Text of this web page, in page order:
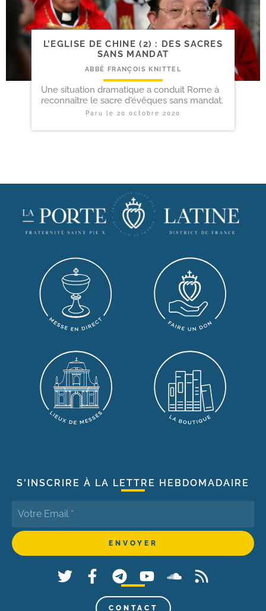
L’EGLISE DE CHINE (2) : DES SACRES
SANS MANDAT
ABBÉ FRANÇOIS KNITTEL
Une situation dramatique a conduit Rome à
reconnaître le sacre d'évêques sans mandat.
Paru le 20 octobre 2020
S'INSCRIRE À LA LETTRE HEBDOMADAIRE
CONTACT